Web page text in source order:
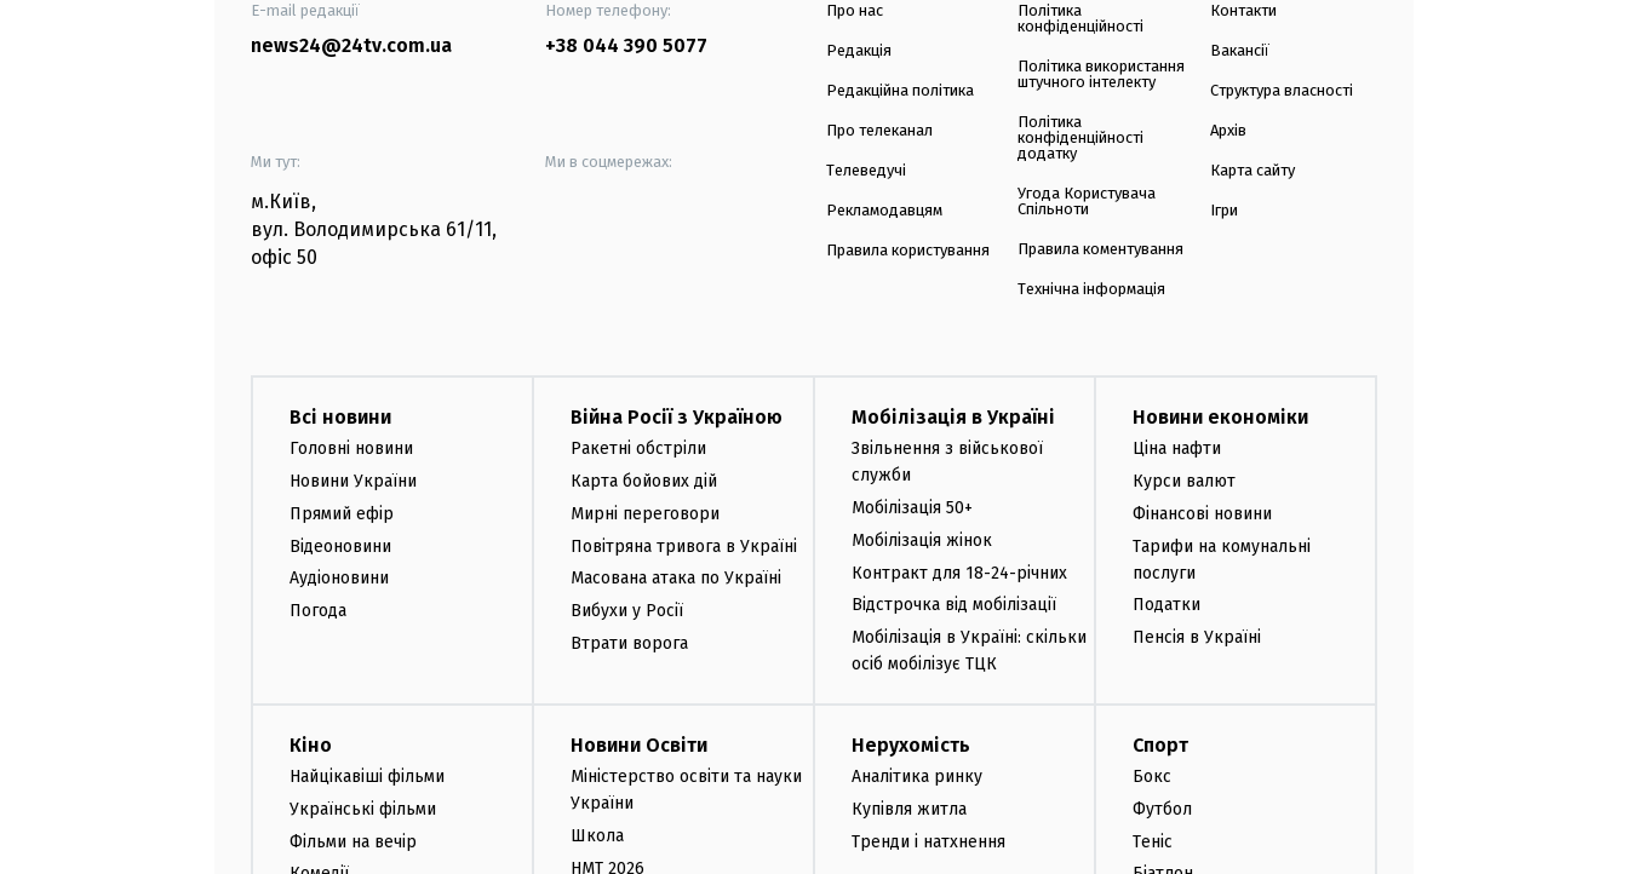
E-mail редакції
news24@24tv.com.ua
Номер телефону:
+38 044 390 5077
Ми тут:
м.Київ,
вул. Володимирська 61/11,
офіс 50
Ми в соцмережах:
Про нас
Редакція
Редакційна політика
Про телеканал
Телеведучі
Рекламодавцям
Правила користування
Політика
конфіденційності
Політика використання
штучного інтелекту
Політика
конфіденційності
додатку
Угода Користувача
Спільноти
Правила коментування
Технічна інформація
Контакти
Вакансії
Структура власності
Архів
Карта сайту
Ігри
Всі новини
Головні новини
Новини України
Прямий ефір
Відеоновини
Аудіоновини
Погода
Війна Росії з Україною
Ракетні обстріли
Карта бойових дій
Мирні переговори
Повітряна тривога в Україні
Масована атака по Україні
Вибухи у Росії
Втрати ворога
Мобілізація в Україні
Звільнення з військової
служби
Мобілізація 50+
Мобілізація жінок
Контракт для 18-24-річних
Відстрочка від мобілізації
Мобілізація в Україні: скільки
осіб мобілізує ТЦК
Новини економіки
Ціна нафти
Курси валют
Фінансові новини
Тарифи на комунальні
послуги
Податки
Пенсія в Україні
Кіно
Найцікавіші фільми
Українські фільми
Фільми на вечір
Новини Освіти
Міністерство освіти та науки
України
Школа
НМТ 2026
Нерухомість
Аналітика ринку
Купівля житла
Тренди і натхнення
Спорт
Бокс
Футбол
Теніс